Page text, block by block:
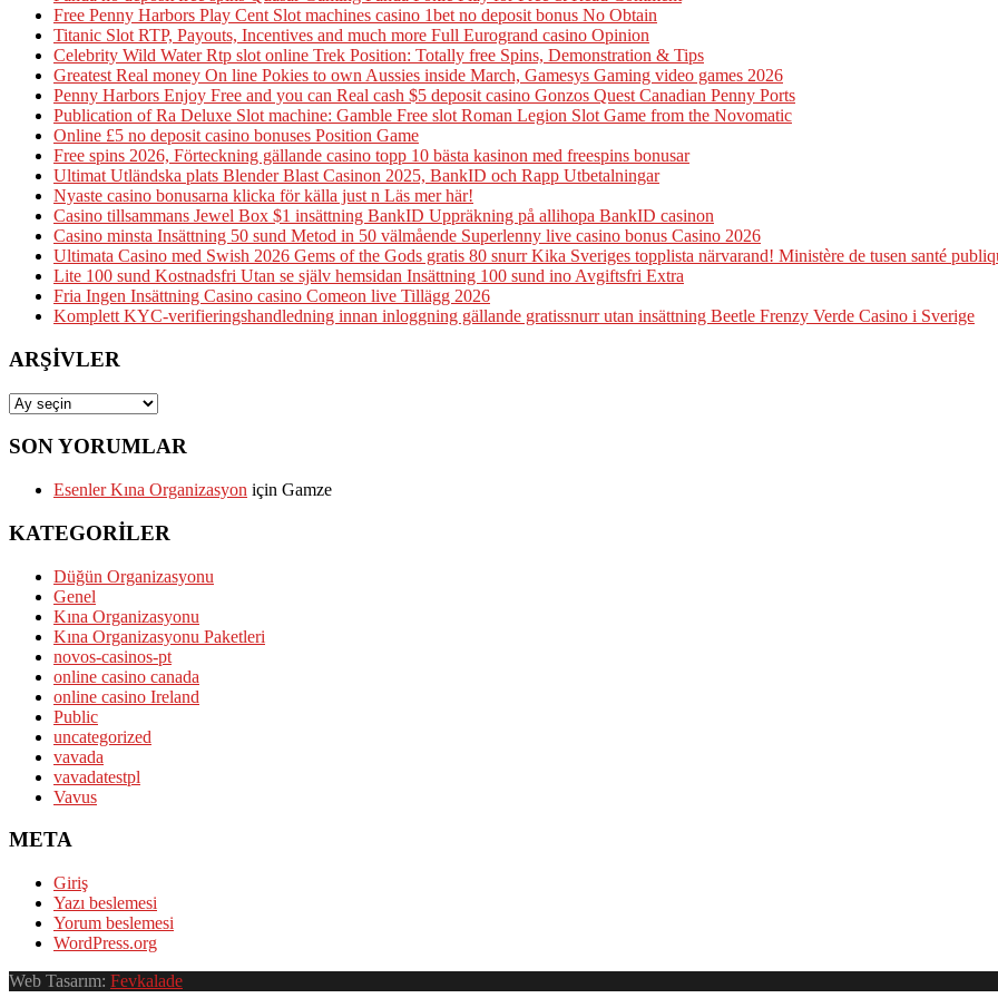
Free Penny Harbors Play Cent Slot machines casino 1bet no deposit bonus No Obtain
Titanic Slot RTP, Payouts, Incentives and much more Full Eurogrand casino Opinion
Celebrity Wild Water Rtp slot online Trek Position: Totally free Spins, Demonstration & Tips
Greatest Real money On line Pokies to own Aussies inside March, Gamesys Gaming video games 2026
Penny Harbors Enjoy Free and you can Real cash $5 deposit casino Gonzos Quest Canadian Penny Ports
Publication of Ra Deluxe Slot machine: Gamble Free slot Roman Legion Slot Game from the Novomatic
Online £5 no deposit casino bonuses Position Game
Free spins 2026, Förteckning gällande casino topp 10 bästa kasinon med freespins bonusar
Ultimat Utländska plats Blender Blast Casinon 2025, BankID och Rapp Utbetalningar
Nyaste casino bonusarna klicka för källa just n Läs mer här!
Casino tillsammans Jewel Box $1 insättning BankID Uppräkning på allihopa BankID casinon
Casino minsta Insättning 50 sund Metod in 50 välmående Superlenny live casino bonus Casino 2026
Ultimata Casino med Swish 2026 Gems of the Gods gratis 80 snurr Kika Sveriges topplista närvarand! Ministère de tusen santé
Lite 100 sund Kostnadsfri Utan se själv hemsidan Insättning 100 sund ino Avgiftsfri Extra
Fria Ingen Insättning Casino casino Comeon live Tillägg 2026
Komplett KYC-verifieringshandledning innan inloggning gällande gratissnurr utan insättning Beetle Frenzy Verde Casino i Sverige
ARŞIVLER
Arşivler
SON YORUMLAR
Esenler Kına Organizasyon için Gamze
KATEGORILER
Düğün Organizasyonu
Genel
Kına Organizasyonu
Kına Organizasyonu Paketleri
novos-casinos-pt
online casino canada
online casino Ireland
Public
uncategorized
vavada
vavadatestpl
Vavus
META
Giriş
Yazı beslemesi
Yorum beslemesi
WordPress.org
Web Tasarım: Fevkalade